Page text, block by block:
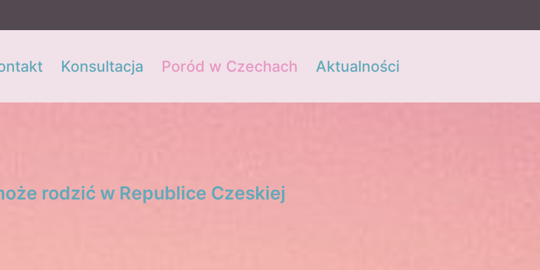
Konsultacja Poród w Czechach Aktualności
rodzić w Republice Czeskiej